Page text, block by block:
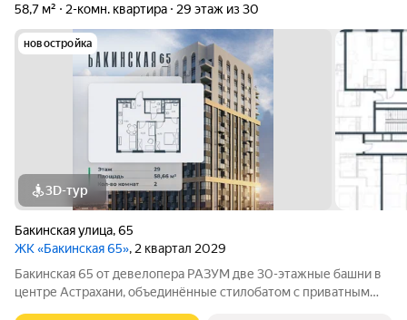
58,7 м²
2-комн. квартира 29 этаж из 30
новостройка
3D-тур
Бакинская улица,65
ЖК «Бакинская 65», 2 квартал 2029
Бакинская 65 от девелопера РАЗУМ две 30-этажные башни в
центре Астрахани, объединённые стилобатом с приватным